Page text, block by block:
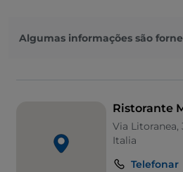
Algumas informações são
Ristorante
Via Litoranea,
Italia
Telefonar